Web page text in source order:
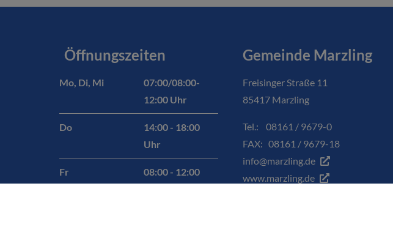
Öffnungszeiten
Mo, Di, Mi
07:00/08:00-
12:00 Uhr
Do
14:00 - 18:00
Uhr
Fr
08:00 - 12:00
Gemeinde Marzling
Freisinger Straße 11
85417 Marzling
Tel.: 08161 / 9679-0
FAX: 08161 / 9679-18
info@marzling.de
www.marzling.de